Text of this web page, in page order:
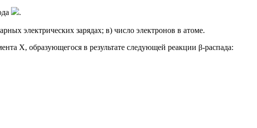
.
электрических зарядах; в) число электронов в атоме.
X, образующегося в результате следующей реакции β-распада: